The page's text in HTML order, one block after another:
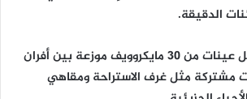
الدقيقة.
وقام الباحثون بتحليل عينات من 30 مايكروويف موزعة بين أفران
مشتركة مثل غرف الاستراحة ومقاهي